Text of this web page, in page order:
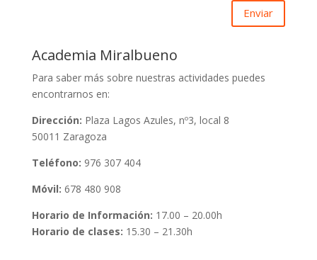
Enviar
Academia Miralbueno
Para saber más sobre nuestras actividades puedes
encontrarnos en:
Dirección: Plaza Lagos Azules, nº3, local 8
50011 Zaragoza
Teléfono: 976 307 404
Móvil: 678 480 908
Horario de Información: 17.00 – 20.00h
Horario de clases: 15.30 – 21.30h